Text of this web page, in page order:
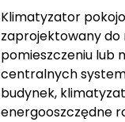
Klimatyzator
zaprojektowany
pomieszczeniu lub
centralnych
budynek,
energooszczędne